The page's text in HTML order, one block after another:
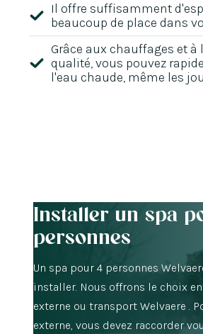
Il offre suffisamment
beaucoup de place dans
Grâce aux chauffages et
qualité, vous pouvez
l'eau chaude, même les
Installer un spa
personnes
Un spa pour 4 personnes
installer. Nous offrons le choix
externe ou transport Welvaere .
externe, vous devez raccorder